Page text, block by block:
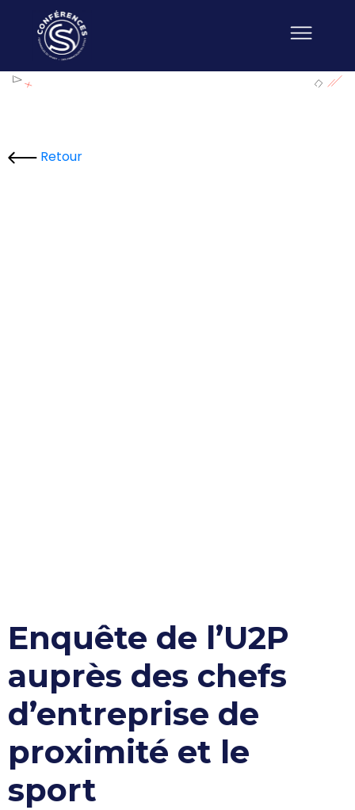
Retour
Enquête de l’U2P
auprès des chefs
d’entreprise de
proximité et le
sport